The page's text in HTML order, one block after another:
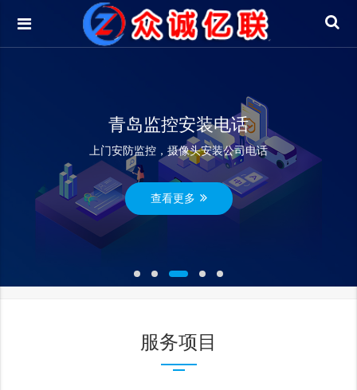
青岛监控安装电话
上门安防监控，摄像头安装公司电话
查看更多
服务项目